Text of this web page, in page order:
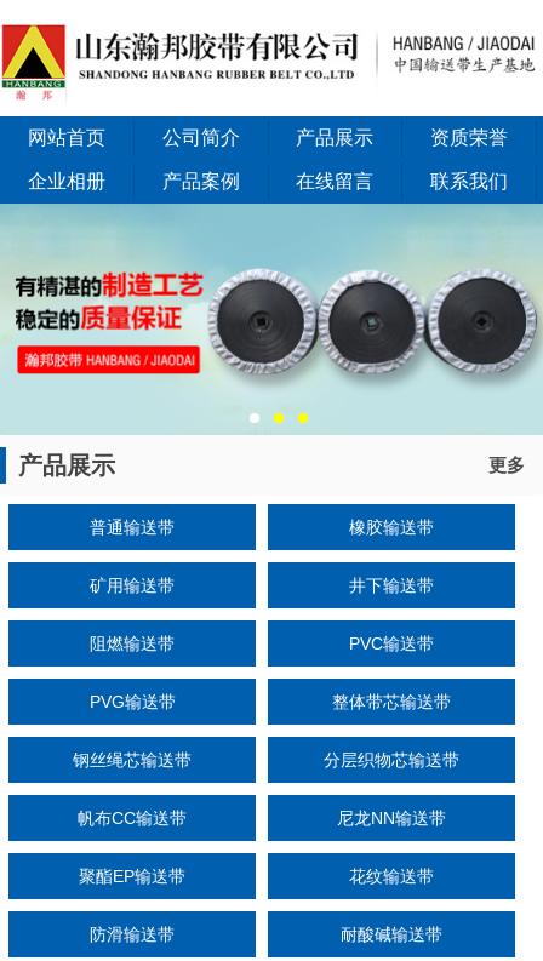
网站首页 公司简介 产品展示 资质荣誉
企业相册 产品案例 在线留言 联系我们
产品展示 更多
普通输送带 橡胶输送带
矿用输送带 井下输送带
阻燃输送带 PVC输送带
PVG输送带 整体带芯输送带
钢丝绳芯输送带 分层织物芯输送带
帆布CC输送带 尼龙NN输送带
聚酯EP输送带 花纹输送带
防滑输送带 耐酸碱输送带